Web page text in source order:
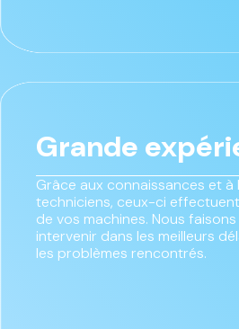
Grande
Grâce aux connaissances et à
techniciens, ceux-ci
de vos machines. Nous
intervenir dans les meilleurs
les problèmes rencontrés.